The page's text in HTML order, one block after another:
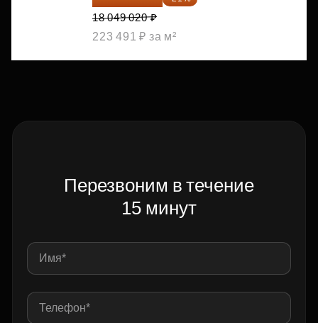
18 049 020 ₽
223 491 ₽ за м²
Перезвоним в течение
15 минут